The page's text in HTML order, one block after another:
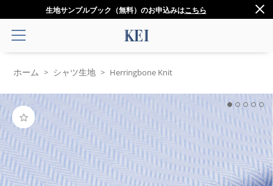
生地サンプルブック（無料）のお申込みはこちら
ホーム > シャツ生地 > Herringbone Knit